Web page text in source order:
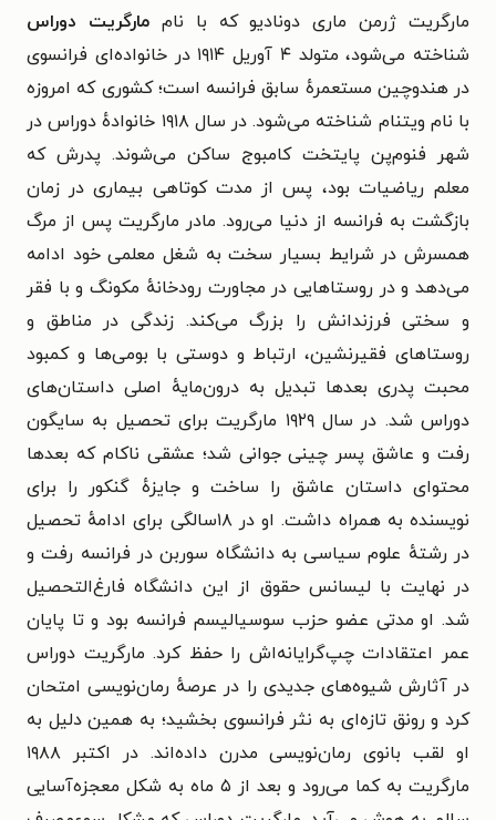
مارگریت ژرمن ماری دونادیو که با ناممارگریت دوراس
شناخته می‌شود، متولد ۴ آوریل ۱۹۱۴ در خانواده‌ای فرانسوی
در هندوچین مستعمرهٔ سابق فرانسه است؛ کشوری که امروزه
با نام ویتنام شناخته می‌شود. در سال ۱۹۱۸ خانوادهٔ دوراس در
شهر فنوم‌پن پایتخت کامبوج ساکن می‌شوند. پدرش که
معلم ریاضیات بود، پس از مدت کوتاهی بیماری در زمان
بازگشت به فرانسه از دنیا می‌رود. مادر مارگریت پس از مرگ
همسرش در شرایط بسیار سخت به شغل معلمی خود ادامه
می‌دهد و در روستاهایی در مجاورت رودخانهٔ مکونگ و با فقر
و سختی فرزندانش را بزرگ می‌کند. زندگی در مناطق و
روستاهای فقیرنشین، ارتباط و دوستی با بومی‌ها و کمبود
محبت پدری بعدها تبدیل به درون‌مایهٔ اصلی داستان‌های
دوراس شد. در سال ۱۹۲۹ مارگریت برای تحصیل به سایگون
رفت و عاشق پسر چینی جوانی شد؛ عشقی ناکام که بعدها
محتوای داستان عاشق را ساخت و جایزهٔ گنکور را برای
نویسنده به همراه داشت. او در ۱۸سالگی برای ادامهٔ تحصیل
در رشتهٔ علوم سیاسی به دانشگاه سوربن در فرانسه رفت و
در نهایت با لیسانس حقوق از این دانشگاه فارغ‌التحصیل
شد. او مدتی عضو حزب سوسیالیسم فرانسه بود و تا پایان
عمر اعتقادات چپ‌گرایانه‌اش را حفظ کرد. مارگریت دوراس
در آثارش شیوه‌های جدیدی را در عرصهٔ رمان‌نویسی امتحان
کرد و رونق تازه‌ای به نثر فرانسوی بخشید؛ به همین دلیل به
او لقب بانوی رمان‌نویسی مدرن داده‌اند. در اکتبر ۱۹۸۸
مارگریت به کما می‌رود و بعد از ۵ ماه به شکل معجزه‌آسایی